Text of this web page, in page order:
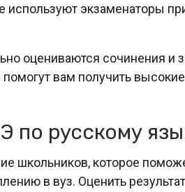
экзаменаторы
оцениваются сочинения и
вам получить высокие
по русскому
школьников, которое
в вуз. Оценить